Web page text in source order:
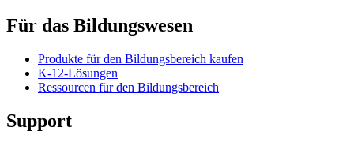
Für das Bildungswesen
Produkte für den Bildungsbereich kaufen
K-12-Lösungen
Ressourcen für den Bildungsbereich
Support